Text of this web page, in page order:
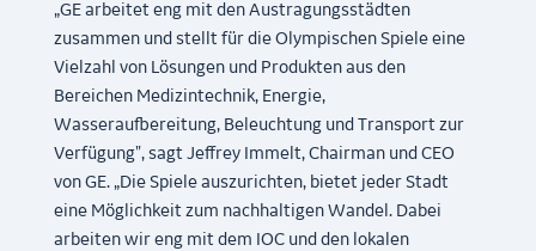
„GE arbeitet eng mit den Austragungsstädten
zusammen und stellt für die Olympischen Spiele eine
Vielzahl von Lösungen und Produkten aus den
Bereichen Medizintechnik, Energie,
Wasseraufbereitung, Beleuchtung und Transport zur
Verfügung", sagt Jeffrey Immelt, Chairman und CEO
von GE. „Die Spiele auszurichten, bietet jeder Stadt
eine Möglichkeit zum nachhaltigen Wandel. Dabei
arbeiten wir eng mit dem IOC und den lokalen